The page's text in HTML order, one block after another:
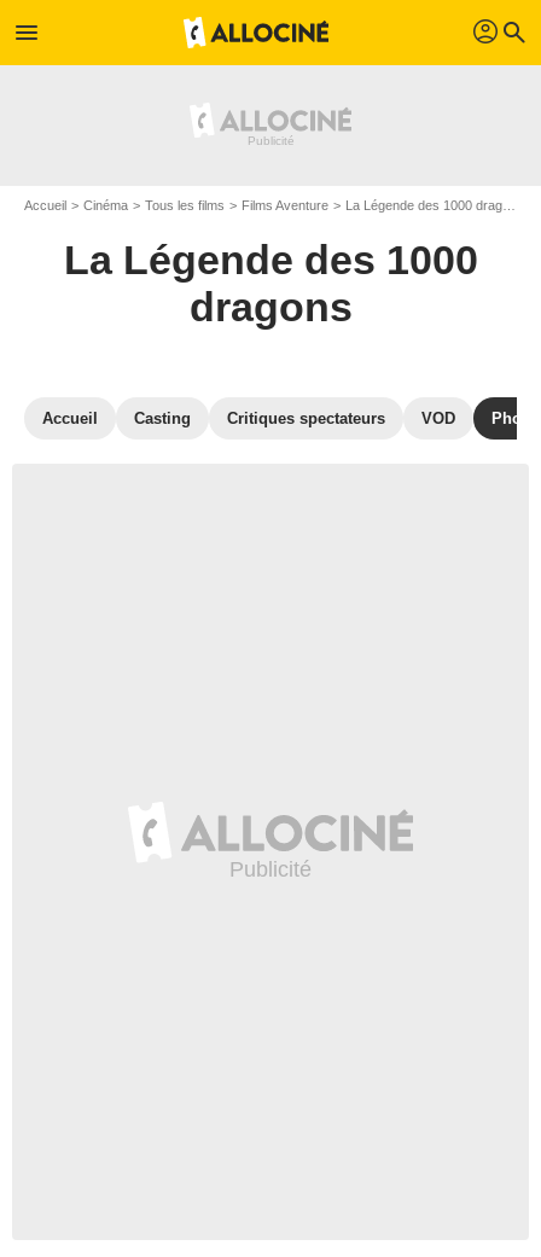
menu profil search
Accueil Cinéma Tous les films Films Aventure La Légende des 1000 dragons
La Légende des 1000
dragons
Accueil Casting Critiques spectateurs VOD